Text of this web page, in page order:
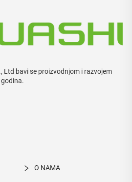
Ltd bavi se proizvodnjom i razvojem
O NAMA